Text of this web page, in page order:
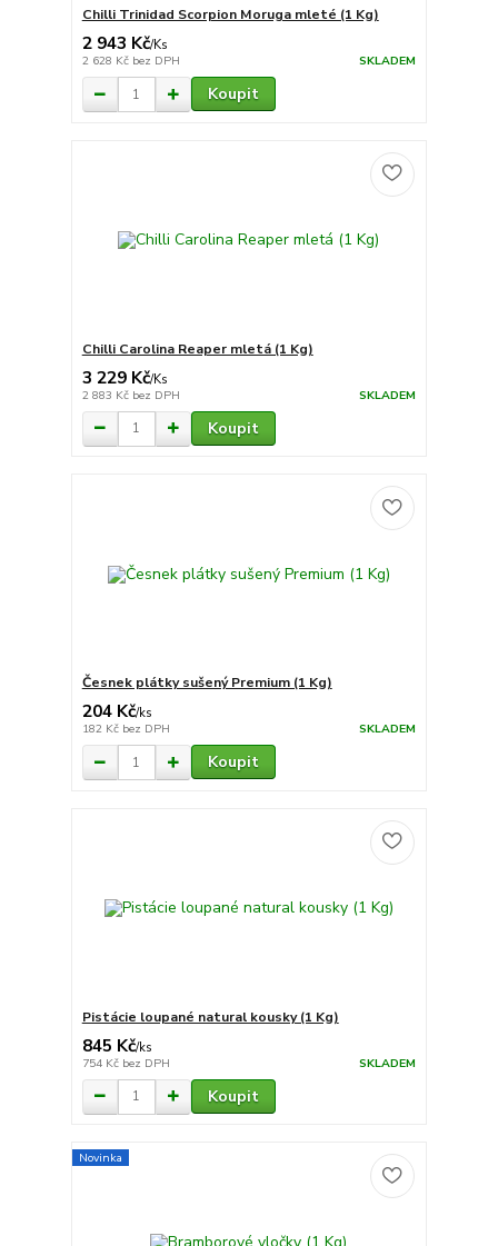
Chilli Trinidad Scorpion Moruga mleté (1 Kg)
2 943 Kč/Ks
2 628 Kč bez DPH SKLADEM
Koupit
Chilli Carolina Reaper mletá (1 Kg)
3 229 Kč/Ks
2 883 Kč bez DPH SKLADEM
Koupit
Česnek plátky sušený Premium (1 Kg)
204 Kč/ks
182 Kč bez DPH SKLADEM
Koupit
Pistácie loupané natural kousky (1 Kg)
845 Kč/ks
754 Kč bez DPH SKLADEM
Koupit
Novinka